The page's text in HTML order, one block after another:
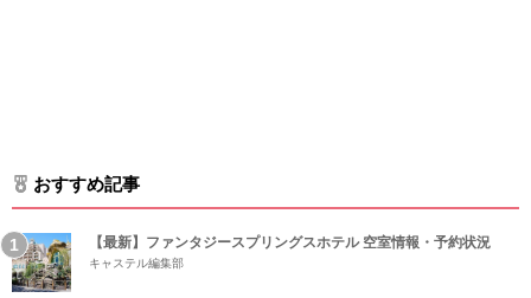
おすすめ記事
【最新】ファンタジースプリングスホテル 空室情報・予約状況
キャステル編集部